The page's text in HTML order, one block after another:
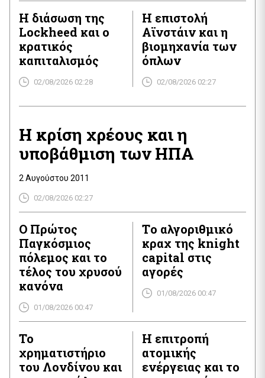
Η διάσωση της
Lockheed και ο
κρατικός
καπιταλισμός
02/08/2026 02:28
Η επιστολή
Αϊνστάιν και η
βιομηχανία των
όπλων
02/08/2026 02:27
H κρίση χρέους και η
υποβάθμιση των ΗΠΑ
2 Αυγούστου 2011
02/08/2026 02:27
O Πρώτος
Παγκόσμιος
πόλεμος και το
τέλος του χρυσού
κανόνα
01/08/2026 00:47
Tο αλγοριθμικό
κραχ της knight
capital στις
αγορές
01/08/2026 00:47
Το
χρηματιστήριο
του Λονδίνου και
H επιτροπή
ατομικής
ενέργειας και το